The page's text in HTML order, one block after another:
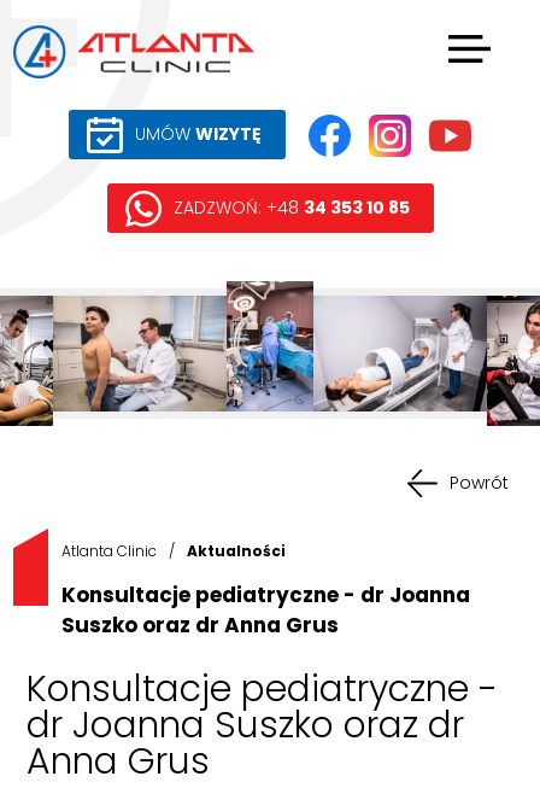
UMÓW WIZYTĘ
ZADZWOŃ: +48 34 353 10 85
Powrót
Atlanta Clinic / Aktualności
Konsultacje pediatryczne - dr Joanna
Suszko oraz dr Anna Grus
Konsultacje pediatryczne -
dr Joanna Suszko oraz dr
Anna Grus